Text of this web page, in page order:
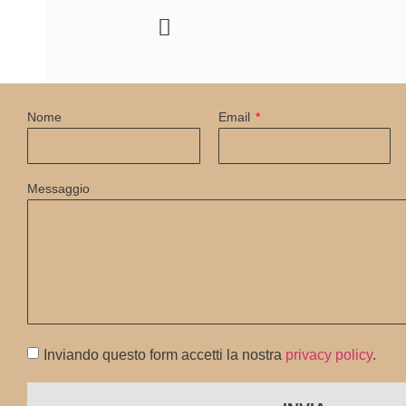
Nome Email
Messaggio
Inviando questo form accetti la nostra privacy policy.